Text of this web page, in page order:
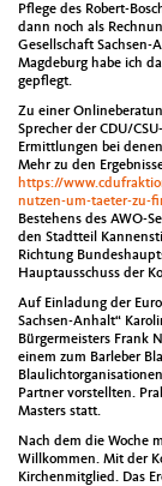
Pflege des Robert-
dann noch als
Gesellschaft Sachsen-
Magdeburg habe ich
gepflegt.
Zu einer
Sprecher der CDU/
Ermittlungen bei
Mehr zu den
https://
nutzen-um-taeter-zu-
Bestehens des AWO-
den Stadtteil
Richtung
Hauptausschuss der
Auf Einladung der
Sachsen-Anhalt“
Bürgermeisters Frank
einem zum Barleber
Partner vorstellten.
Masters statt.
Nach dem die Woche
Willkommen. Mit der
Kirchenmitglied. Das